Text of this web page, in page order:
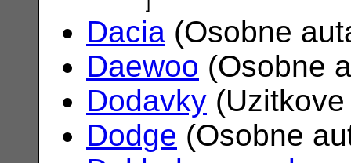
Dacia (Osobne
Daewoo (Osobne
Dodavky
Dodge (Osobne